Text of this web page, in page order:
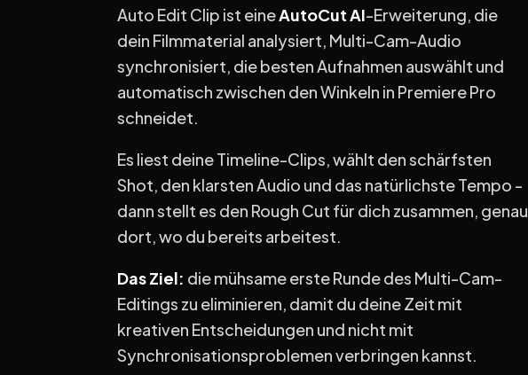
Auto Edit Clip ist eineAutoCut AI-Erweiterung, die
dein Filmmaterial analysiert, Multi-Cam-Audio
synchronisiert, die besten Aufnahmen auswählt und
automatisch zwischen den Winkeln in Premiere Pro
schneidet.
Es liest deine Timeline-Clips, wählt den schärfsten
Shot, den klarsten Audio und das natürlichste Tempo -
dann stellt es den Rough Cut für dich zusammen, genau
dort, wo du bereits arbeitest.
Das Ziel: die mühsame erste Runde des Multi-Cam-
Editings zu eliminieren, damit du deine Zeit mit
kreativen Entscheidungen und nicht mit
Synchronisationsproblemen verbringen kannst.